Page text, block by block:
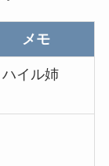
メモ
ハイル姉